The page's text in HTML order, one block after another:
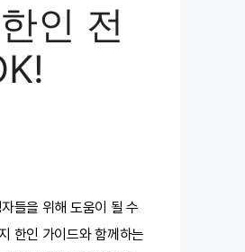
인 전
들을 위해 도움이 될 수
한인 가이드와 함께하는